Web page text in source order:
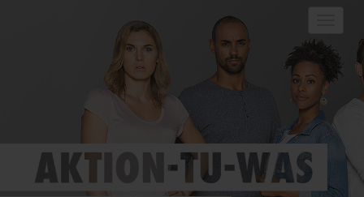
Navigation und Service